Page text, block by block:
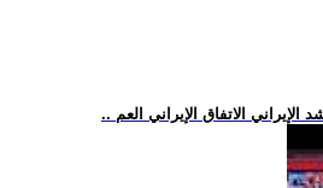
الاتفاق الإيراني العم